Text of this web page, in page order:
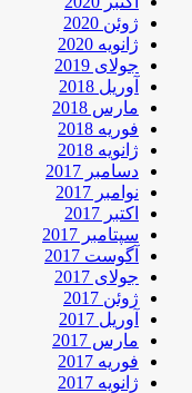
ژوئن 2020
ژانویه 2020
جولای 2019
آوریل 2018
مارس 2018
فوریه 2018
ژانویه 2018
دسامبر 2017
نوامبر 2017
اکتبر 2017
سپتامبر 2017
آگوست 2017
جولای 2017
ژوئن 2017
آوریل 2017
مارس 2017
فوریه 2017
ژانویه 2017